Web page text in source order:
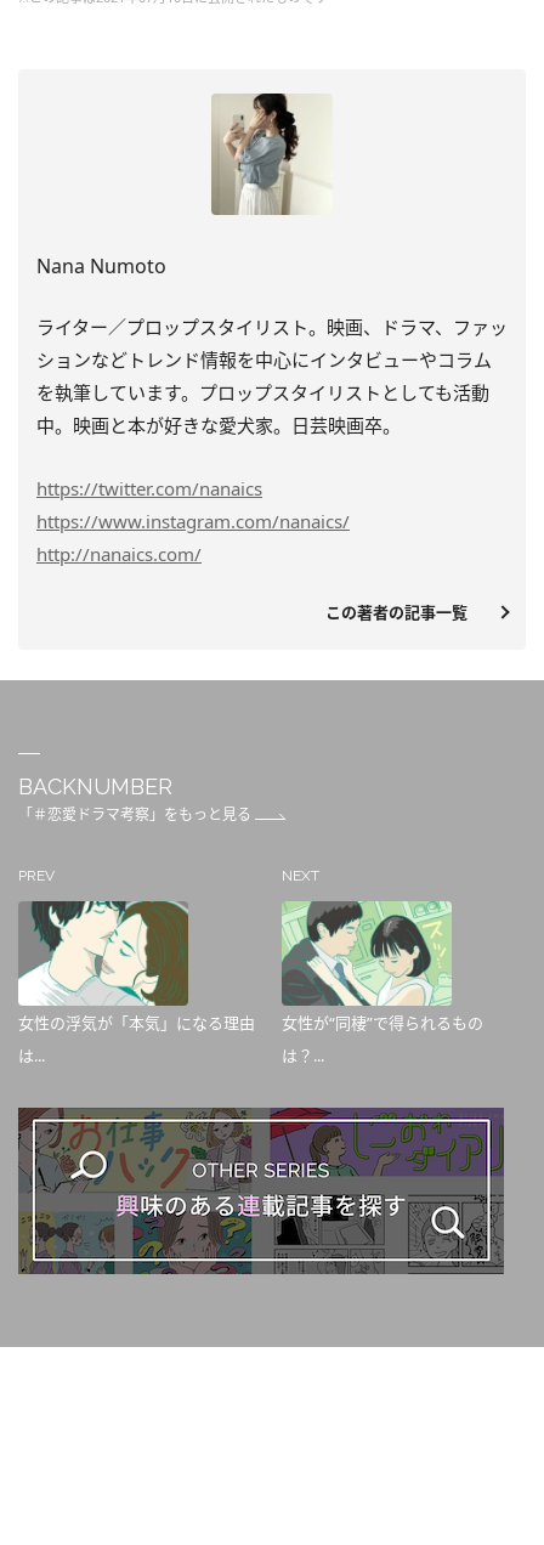
Nana Numoto
ライター／プロップスタイリスト。映画、ドラマ、ファッ
ションなどトレンド情報を中心にインタビューやコラム
を執筆しています。プロップスタイリストとしても活動
中。映画と本が好きな愛犬家。日芸映画卒。
https://twitter.com/nanaics
https://www.instagram.com/nanaics/
http://nanaics.com/
この著者の記事一覧
BACKNUMBER
「＃恋愛ドラマ考察」をもっと見る
PREV
女性の浮気が「本気」になる理由
は...
NEXT
女性が“同棲”で得られるもの
は？...